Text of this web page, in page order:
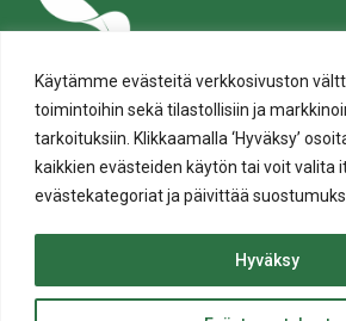
Käytämme evästeitä verkkosivuston
toimintoihin sekä tilastollisiin ja
tarkoituksiin. Klikkaamalla ‘Hyväksy’
kaikkien evästeiden käytön tai voit valita
evästekategoriat ja päivittää
Hyväksy